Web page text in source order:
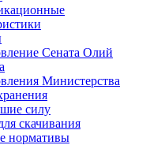
Сената Олий
Министерства
силу
скачивания
нормативы